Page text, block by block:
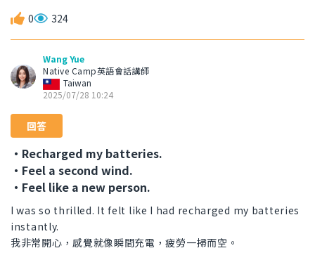
0 324
Wang Yue
Native Camp英語會話講師
Taiwan
2025/07/28 10:24
回答
・Recharged my batteries.
・Feel a second wind.
・Feel like a new person.
I was so thrilled. It felt like I had recharged my batteries
instantly.
我非常開心，感覺就像瞬間充電，疲勞一掃而空。